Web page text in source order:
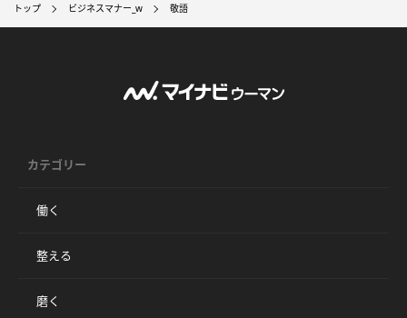
トップ ビジネスマナー_w 敬語
カテゴリー
働く
整える
磨く